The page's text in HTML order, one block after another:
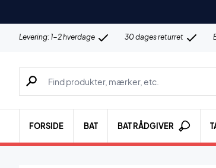
Levering: 1-2 hverdage 30 dages returret
Søg efter produkter, mærker etc.
FORSIDE BAT BAT RÅDGIVER